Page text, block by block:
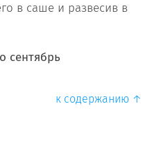
в саше и развесив в
сентябрь
к содержанию ↑